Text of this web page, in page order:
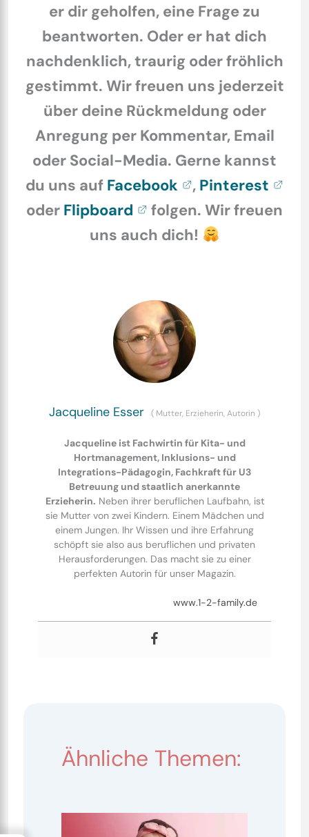
er dir geholfen, eine Frage zu
beantworten. Oder er hat dich
nachdenklich, traurig oder fröhlich
gestimmt. Wir freuen uns jederzeit
über deine Rückmeldung oder
Anregung per Kommentar, Email
oder Social-Media. Gerne kannst
du uns auf Facebook , Pinterest
oder Flipboard
folgen. Wir freuen
uns auch dich!
Jacqueline Esser ( Mutter, Erzieherin, Autorin )
Jacqueline ist Fachwirtin für Kita- und
Hortmanagement, Inklusions- und
Integrations-Pädagogin, Fachkraft für U3
Betreuung und staatlich anerkannte
Erzieherin. Neben ihrer beruflichen Laufbahn, ist
sie Mutter von zwei Kindern. Einem Mädchen und
einem Jungen. Ihr Wissen und ihre Erfahrung
schöpft sie also aus beruflichen und privaten
Herausforderungen. Das macht sie zu einer
perfekten Autorin für unser Magazin.
www.1-2-family.de
Ähnliche Themen: